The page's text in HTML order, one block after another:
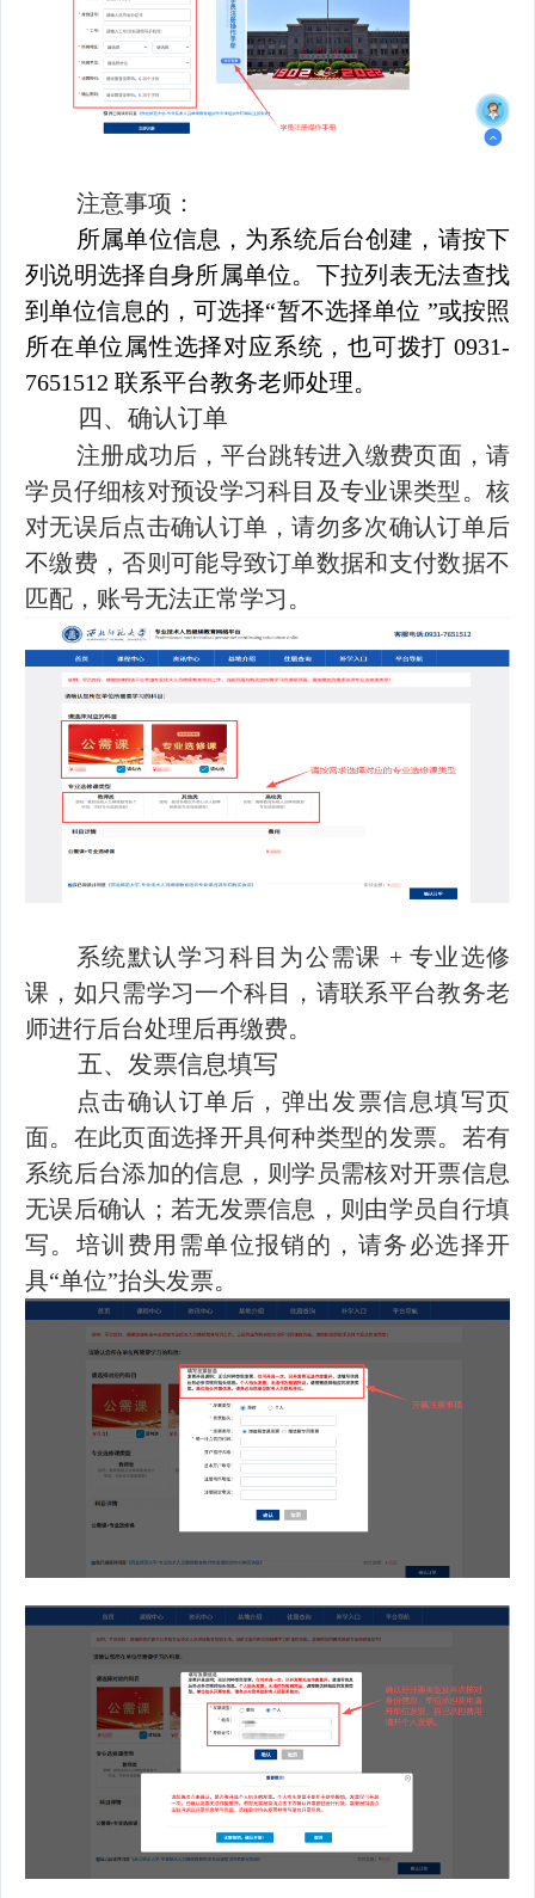
注意事项：
所属单位信息，为系统后台创建，请按下
列说明选择自身所属单位。下拉列表无法查找
到单位信息的，可选择“暂不选择单位 ”或按照
所在单位属性选择对应系统，也可拨打 0931-
7651512 联系平台教务老师处理。
四、 确认订单
注册成功后，平台跳转进入缴费页面，请
学员仔细核对预设学习科目及专业课类型。核
对无误后点击确认订单，请勿多次确认订单后
不缴费，否则可能导致订单数据和支付数据不
匹配，账号无法正常学习。
系统默认学习科目为公需课 + 专业选修
课，如只需学习一个科目，请联系平台教务老
师进行后台处理后再缴费。
五、 发票信息填写
点击确认订单后，弹出发票信息填写页
面。在此页面选择开具何种类型的发票。若有
系统后台添加的信息，则学员需核对开票信息
无误后确认；若无发票信息，则由学员自行填
写。培训费用需单位报销的，请务必选择开
具“单位”抬头发票。